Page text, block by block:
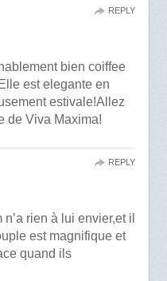
bien coiffee
est elegante en
estivale!Allez
de Viva Maxima!
REPLY
rien à lui envier,et il
est magnifique et
quand ils
REPLY